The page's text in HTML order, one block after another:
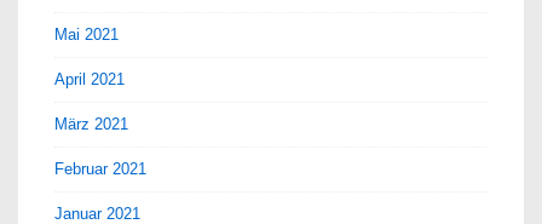
Mai 2021
April 2021
März 2021
Februar 2021
Januar 2021